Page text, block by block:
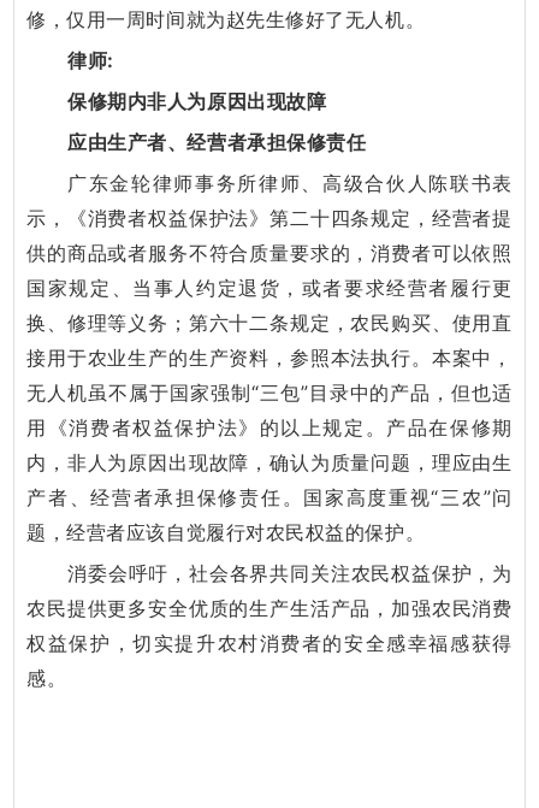
修，仅用一周时间就为赵先生修好了无人机。
律师:
保修期内非人为原因出现故障
应由生产者、经营者承担保修责任
广东金轮律师事务所律师、高级合伙人陈联书表
示，《消费者权益保护法》第二十四条规定，经营者提
供的商品或者服务不符合质量要求的，消费者可以依照
国家规定、当事人约定退货，或者要求经营者履行更
换、修理等义务；第六十二条规定，农民购买、使用直
接用于农业生产的生产资料，参照本法执行。本案中，
无人机虽不属于国家强制“三包”目录中的产品，但也适
用《消费者权益保护法》的以上规定。产品在保修期
内，非人为原因出现故障，确认为质量问题，理应由生
产者、经营者承担保修责任。国家高度重视“三农”问
题，经营者应该自觉履行对农民权益的保护。
消委会呼吁，社会各界共同关注农民权益保护，为
农民提供更多安全优质的生产生活产品，加强农民消费
权益保护，切实提升农村消费者的安全感幸福感获得
感。